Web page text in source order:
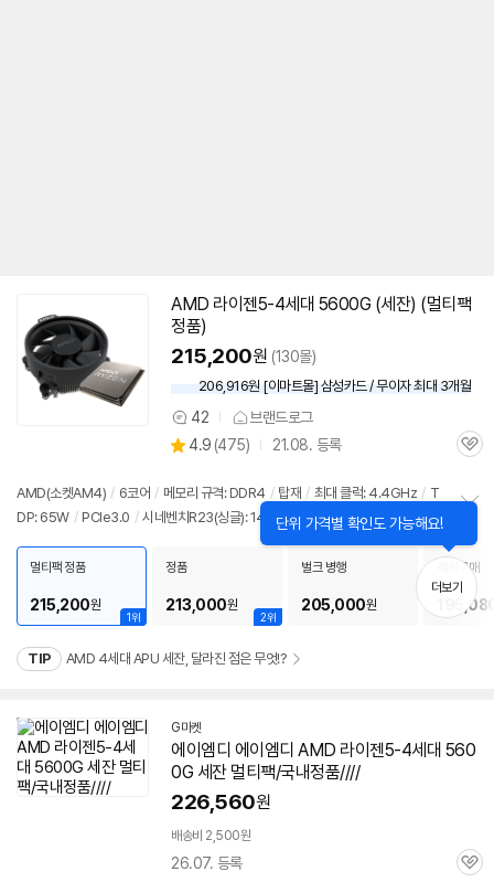
AMD 라이젠5-4세대 5600G (세잔) (멀티팩
정품)
215,200원 (130몰)
206,916원 [이마트몰] 삼성카드 / 무이자 최대 3개월
상
품
견
42 브랜드로그
별
4.9 (상
리
뷰
475) 21.08. 등록
관
AMD(소켓AM4) / 6코어 / 메모리 규격: DDR4 / 탑재 / 최대 클럭: 4.4GHz / T
DP: 65W / PCIe3.0 / 시네벤치R23(싱글): 1446 / 시네벤치R23(멀티): 10489
보
펼
치
기
1위
멀티팩 정품
215,200원
2위
정품
213,000원
벌크 병행
205,000원
해외구매
단위 가격별 확인도 가능해요!
기
더보기
TIP AMD 4세대 APU 세잔, 달라진 점은 무엇!?
G마켓
에이엠디 에이엠디 AMD 라이젠5-4세대 560
0G 세잔멀티팩/국내정품////
226,560원
배송비 2,500원
26.07. 등록
관